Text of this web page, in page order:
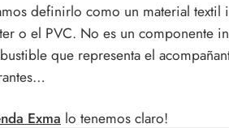
definirlo como un material
o el PVC. No es un componente
que representa el
Exma lo tenemos claro!